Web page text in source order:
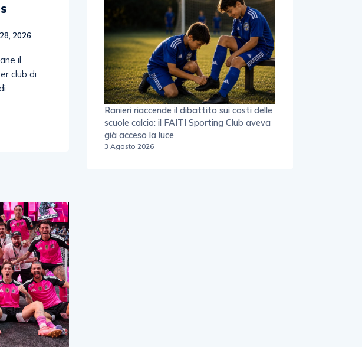
2026
il
club di
Ranieri riaccende il dibattito sui costi delle
scuole calcio: il FAITI Sporting Club aveva
già acceso la luce
3 Agosto 2026